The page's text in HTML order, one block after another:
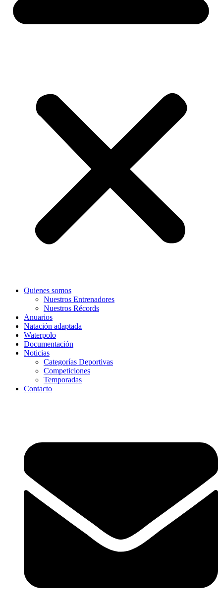
Quienes somos
Nuestros Entrenadores
Nuestros Récords
Anuarios
Natación adaptada
Waterpolo
Documentación
Noticias
Categorías Deportivas
Competiciones
Temporadas
Contacto